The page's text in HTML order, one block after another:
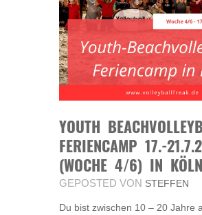
YOUTH
FERIENCAMP 17.-
(WOCHE 4/6) IN KÖLN
GEPOSTED VON STEFFEN
Du bist zwischen 10 – 20 Jahre